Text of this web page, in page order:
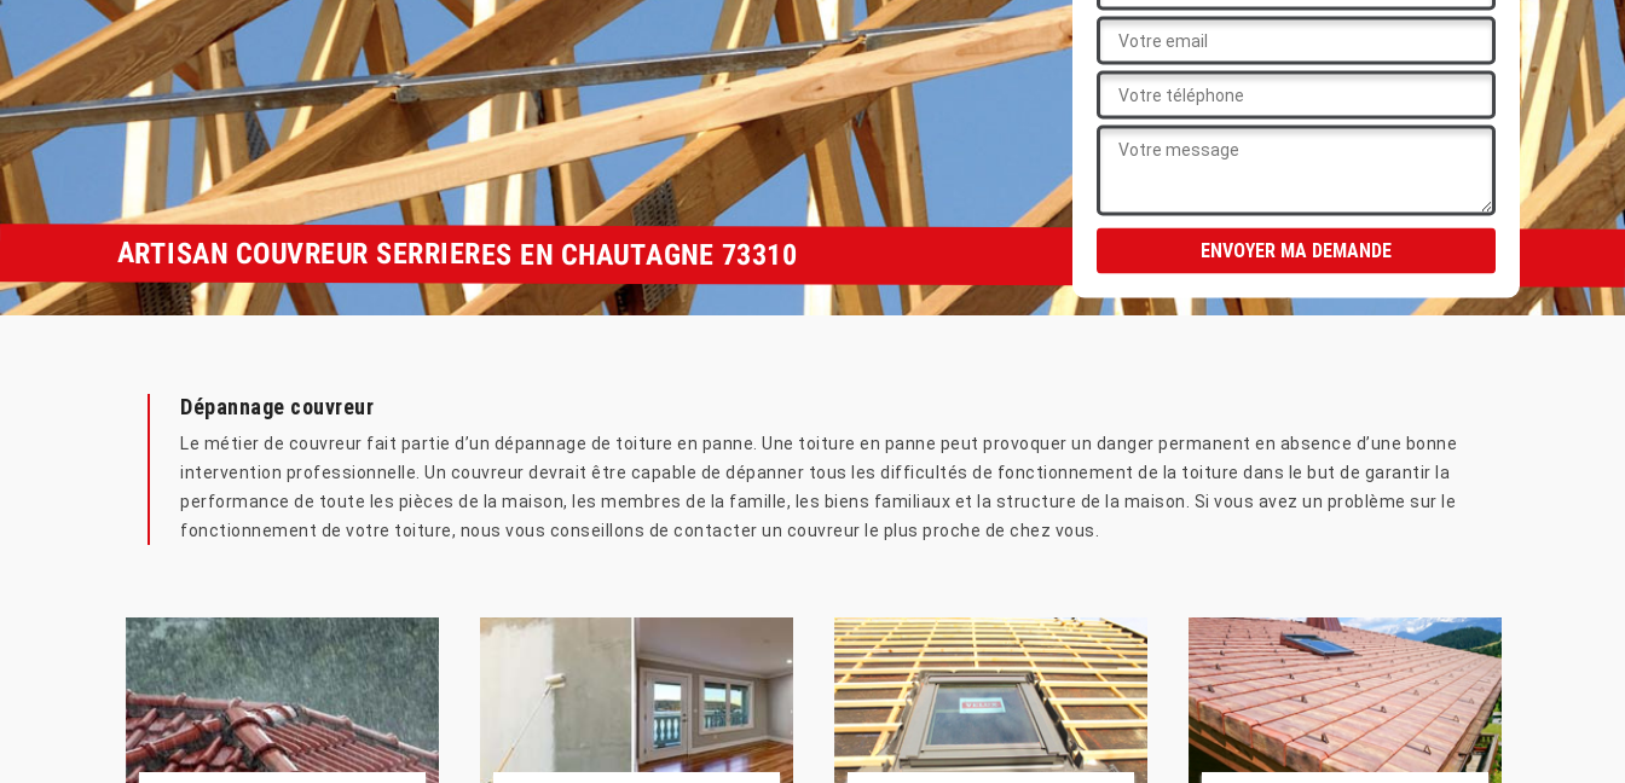
ARTISAN COUVREUR SERRIERES EN CHAUTAGNE 73310
Dépannage couvreur
Le métier de couvreur fait partie d’un dépannage de toiture en panne. Une toiture en panne peut provoquer un danger permanent en absence d’une bonne
intervention professionnelle. Un couvreur devrait être capable de dépanner tous les difficultés de fonctionnement de la toiture dans le but de garantir la
performance de toute les pièces de la maison, les membres de la famille, les biens familiaux et la structure de la maison. Si vous avez un problème sur le
fonctionnement de votre toiture, nous vous conseillons de contacter un couvreur le plus proche de chez vous.